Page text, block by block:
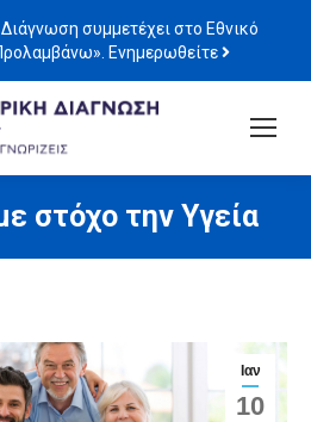
συμμετέχει στο Εθνικό
Ενημερωθείτε
στόχο την Υγεία
Ιαν
10